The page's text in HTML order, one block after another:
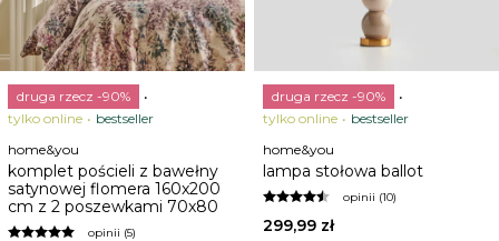
druga rzecz -90%
tylko online
bestseller
home&you
komplet pościeli z bawełny
satynowej flomera 160x200
cm z 2 poszewkami 70x80
opinii (5)
druga rzecz -90%
tylko online
bestseller
home&you
lampa stołowa ballot
opinii (10)
299,99 zł